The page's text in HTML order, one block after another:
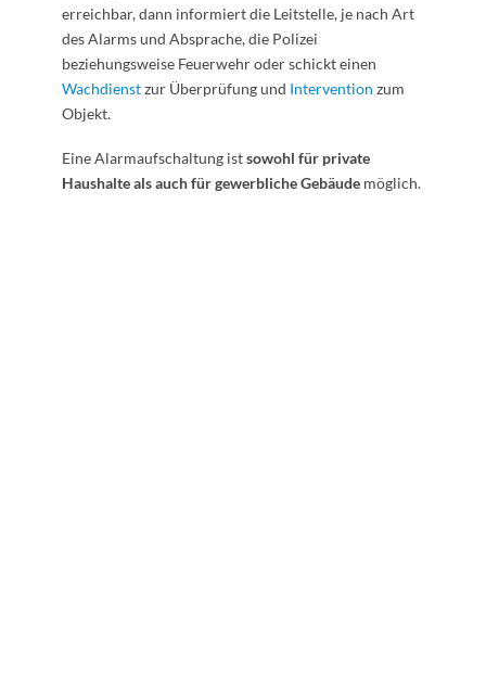
erreichbar, dann informiert die Leitstelle, je nach Art
des Alarms und Absprache, die Polizei
beziehungsweise Feuerwehr oder schickt einen
Wachdienstzur Überprüfung und Intervention zum
Objekt.
Eine Alarmaufschaltung istsowohl für private
Haushalte als auch für gewerbliche Gebäudemöglich.